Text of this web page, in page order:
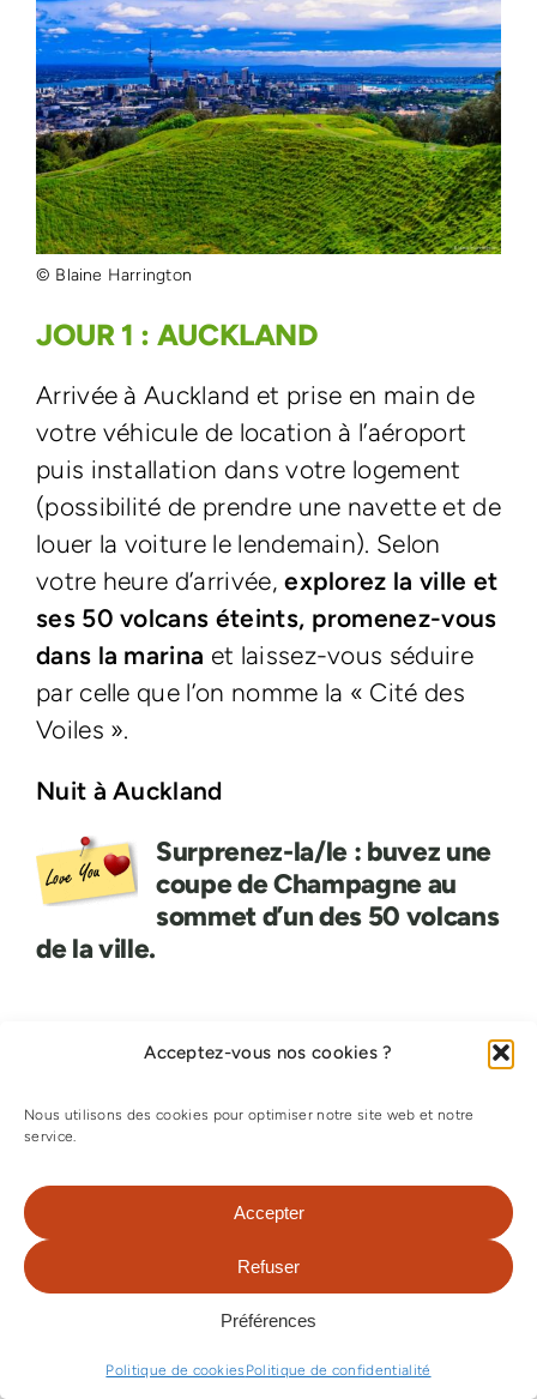
Acceptez-vous nos cookies ?
Nous utilisons des cookies pour optimiser notre site web et notre
service.
Accepter
Refuser
Préférences
Politique de cookies Politique de confidentialité
© Blaine Harrington
JOUR 1 : AUCKLAND
Arrivée à Auckland et prise en main de
votre véhicule de location à l’aéroport
puis installation dans votre logement
(possibilité de prendre une navette et de
louer la voiture le lendemain). Selon
votre heure d’arrivée,explorez la ville et
ses 50 volcans éteints, promenez-vous
dans la marina et laissez-vous séduire
par celle que l’on nomme la « Cité des
Voiles ».
Nuit à Auckland
Surprenez-la/le : buvez une
coupe de Champagne au
sommet d’un des 50 volcans
de la ville.